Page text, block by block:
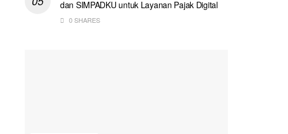
dan SIMPADKU untuk Layanan Pajak Digital
0 SHARES